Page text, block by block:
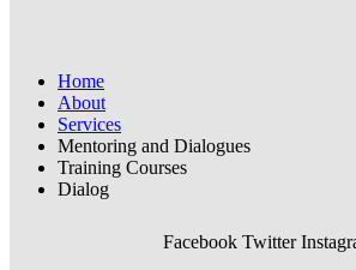
Home
About
Services
Mentoring and Dialogues
Training Courses
Dialog
Facebook Twitter